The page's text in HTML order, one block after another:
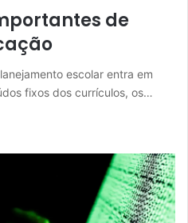
de
escolar entra em
fixos dos currículos, os…